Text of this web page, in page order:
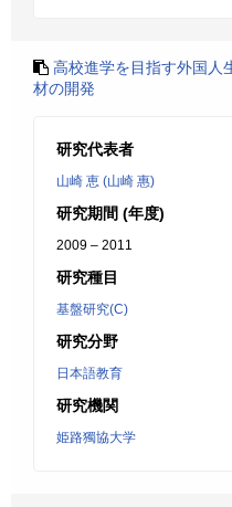
高校進学を目指す外国人
材の開発
研究代表者
山崎 恵 (山崎 惠)
研究期間 (年度)
2009 – 2011
研究種目
基盤研究(C)
研究分野
日本語教育
研究機関
姫路獨協大学